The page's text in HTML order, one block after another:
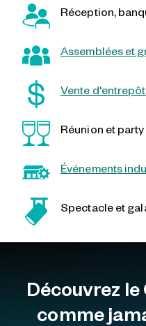
Réception,
Assemblées et
Vente d'entrepôt
Réunion et
Événements
Spectacle et
Découvrez
comme